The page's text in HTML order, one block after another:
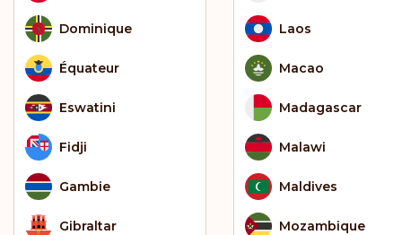
Dominique
Équateur
Eswatini
Fidji
Gambie
Gibraltar
Laos
Macao
Madagascar
Malawi
Maldives
Mozambique